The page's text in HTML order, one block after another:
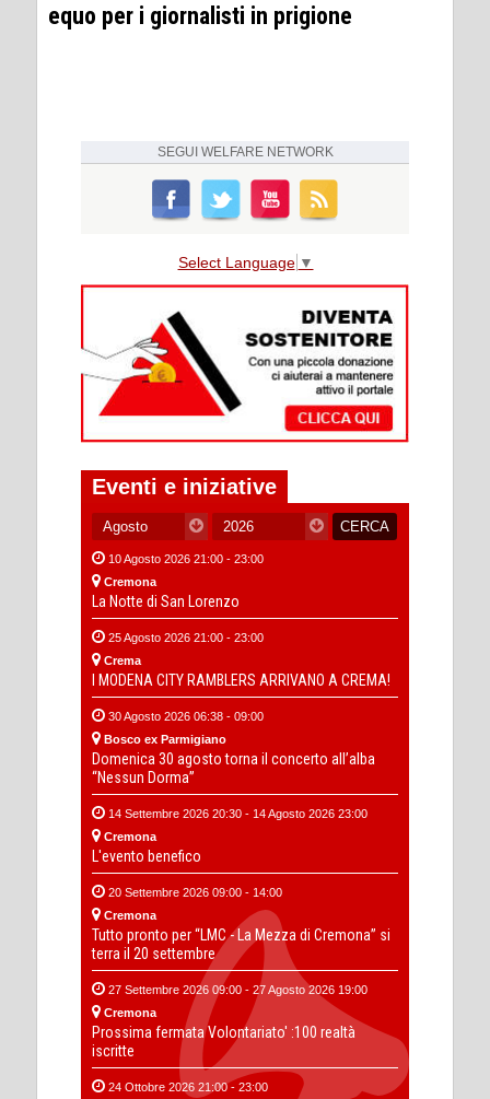
equo per i giornalisti in prigione
SEGUI WELFARE NETWORK
Select Language ▼
Eventi e iniziative
10 Agosto 2026 21:00 - 23:00
Cremona
La Notte di San Lorenzo
25 Agosto 2026 21:00 - 23:00
Crema
I MODENA CITY RAMBLERS ARRIVANO A CREMA!
30 Agosto 2026 06:38 - 09:00
Bosco ex Parmigiano
Domenica 30 agosto torna il concerto all’alba
“Nessun Dorma”
14 Settembre 2026 20:30 - 14 Agosto 2026 23:00
Cremona
L'evento benefico
20 Settembre 2026 09:00 - 14:00
Cremona
Tutto pronto per “LMC - La Mezza di Cremona” si
terra il 20 settembre
27 Settembre 2026 09:00 - 27 Agosto 2026 19:00
Cremona
Prossima fermata Volontariato' :100 realtà
iscritte
24 Ottobre 2026 21:00 - 23:00